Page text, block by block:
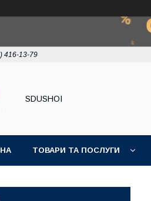
416-13-79
SDUSHOI
ТОВАРИ ТА ПОСЛУГИ